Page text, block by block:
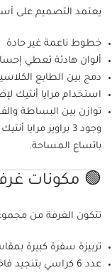
يعتمد التصميم على
خطوط ناعمة غير حادة
ألوان هادئة تعطي
دمج بين الطابع
استخدام مرايا أنتيك
توازن بين البساطة
وجود 3 براويز
باتساع المساحة.
🟢 مكونات
تتكون الغرفة من
تربيزة سفرة كبيرة بمقاس 200 سم مناسبة
عدد 6 كراسي بتنجيد فاخر ومريح